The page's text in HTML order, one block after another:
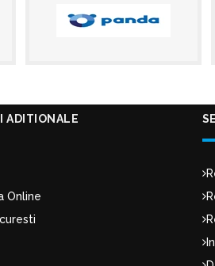
ADITIONALE
Online